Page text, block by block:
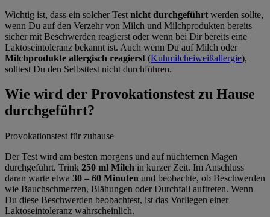
Wichtig ist, dass ein solcher Test nicht durchgeführt werden sollte,
wenn Du auf den Verzehr von Milch und Milchprodukten bereits
sicher mit Beschwerden reagierst oder wenn bei Dir bereits eine
Laktoseintoleranz bekannt ist. Auch wenn Du auf Milch oder
Milchprodukte allergisch reagierst (Kuhmilcheiweißallergie),
solltest Du den Selbsttest nicht durchführen.
Wie wird der Provokationstest zu Hause
durchgeführt?
Provokationstest für zuhause
Der Test wird am besten morgens und auf nüchternen Magen
durchgeführt. Trink 250 ml Milch in kurzer Zeit. Im Anschluss
daran warte etwa 30 – 60 Minuten und beobachte, ob Beschwerden
wie Bauchschmerzen, Blähungen oder Durchfall auftreten. Wenn
Du diese Beschwerden beobachtest, ist das Vorliegen einer
Laktoseintoleranz wahrscheinlich.